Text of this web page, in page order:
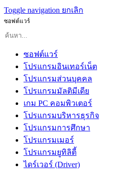
Toggle navigation ยกเลิก
ซอฟต์แวร์
ซอฟต์แวร์
โปรแกรมอินเทอร์เน็ต
โปรแกรมส่วนบุคคล
โปรแกรมมัลติมีเดีย
เกม PC คอมพิวเตอร์
โปรแกรมบริหารธุรกิจ
โปรแกรมการศึกษา
โปรแกรมเมอร์
โปรแกรมยูทิลิตี้
ไดร์เวอร์ (Driver)